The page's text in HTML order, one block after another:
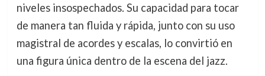
niveles insospechados. Su capacidad para tocar
de manera tan fluida y rápida, junto con su uso
magistral de acordes y escalas, lo convirtió en
una figura única dentro de la escena del jazz.